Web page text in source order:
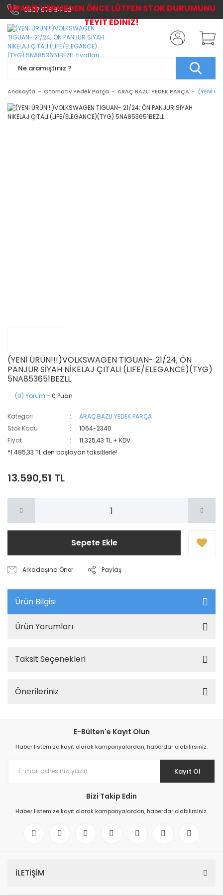
0507 576 64 03
Anasayfa Otomotiv Yedek Parça ARAÇ BAZLI YEDEK PARÇA (YENİ
(YENİ ÜRÜN!!!)VOLKSWAGEN TIGUAN- 21/24; ÖN
PANJUR SİYAH NİKELAJ ÇITALI (LIFE/ELEGANCE)(TYG)
5NA853651BEZLL
(0) Yorum - 0 Puan
Kategori
ARAÇ BAZLI YEDEK PARÇA
Stok Kodu
1064-2340
Fiyat
11.325,43 TL + KDV
*1.485,33 TL den başlayan taksitlerle!
13.590,51 TL
Sepete Ekle
Arkadaşına Öner Paylaş
Ürün Bilgisi
Ürün Yorumları
Taksit Seçenekleri
Önerileriniz
E-Bülten'e Kayıt Olun
Haber listemize kayıt olarak kampanyalardan, haberdar olabilirsiniz.
Kayıt Ol
Bizi Takip Edin
Haber listemize kayıt olarak kampanyalardan, haberdar olabilirsiniz.
İLETİŞİM
SİPARİŞ VERMEDEN ÖNCE LÜTFEN STOK DURUMUNU
TEYİT EDİNİZ!